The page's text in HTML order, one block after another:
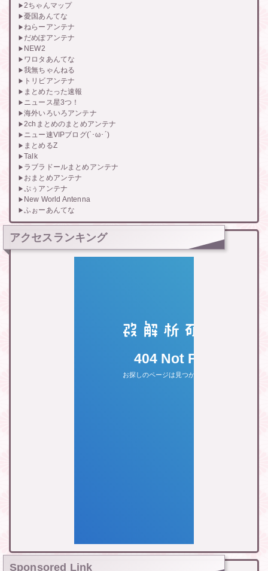
2ちゃんマップ
憂国あんてな
ねらーアンテナ
だめぽアンテナ
NEW2
ワロタあんてな
我無ちゃんねる
トリビアンテナ
まとめたった速報
ニュース星3つ！
海外いろいろアンテナ
2chまとめのまとめアンテナ
ニュー速VIPブログ(`･ω･´)
まとめるZ
Talk
ラブラドールまとめアンテナ
おまとめアンテナ
ぷぅアンテナ
New World Antenna
ふぉーあんてな
アクセスランキング
Sponsored Link